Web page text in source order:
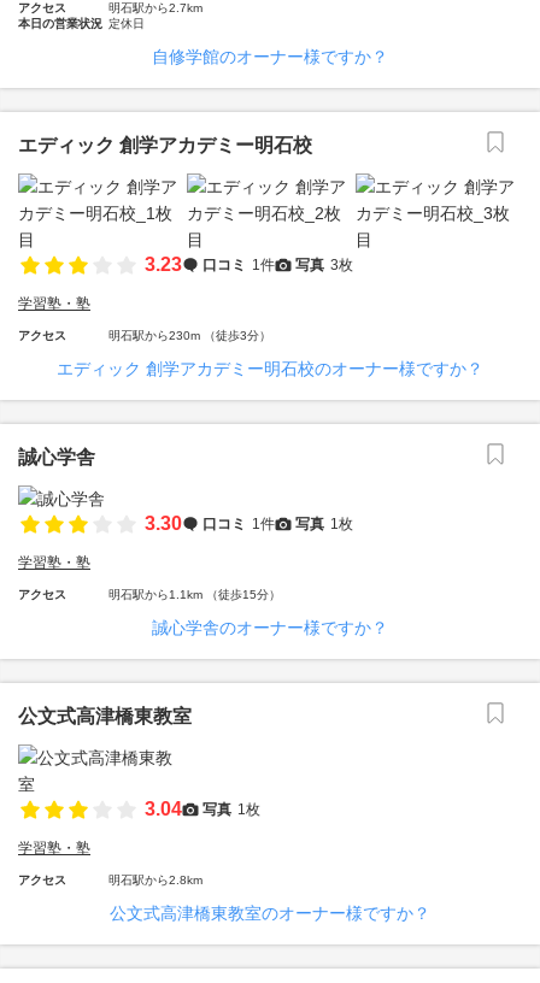
アクセス
明石駅から2.7km
本日の営業状況 定休日
自修学館のオーナー様ですか？
エディック 創学アカデミー明石校
3.23 口コミ 1件 写真 3枚
学習塾・塾
アクセス 明石駅から230m （徒歩3分）
エディック 創学アカデミー明石校のオーナー様ですか？
誠心学舎
3.30 口コミ 1件 写真 1枚
学習塾・塾
アクセス 明石駅から1.1km （徒歩15分）
誠心学舎のオーナー様ですか？
公文式高津橋東教室
3.04 写真 1枚
学習塾・塾
アクセス 明石駅から2.8km
公文式高津橋東教室のオーナー様ですか？